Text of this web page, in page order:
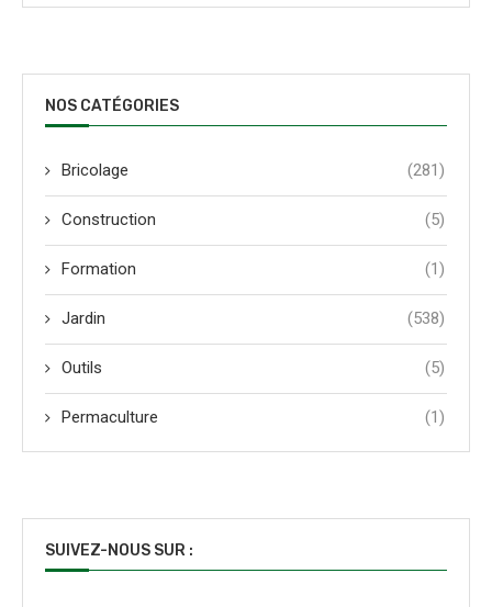
NOS CATÉGORIES
Bricolage (281)
Construction (5)
Formation (1)
Jardin (538)
Outils (5)
Permaculture (1)
SUIVEZ-NOUS SUR :